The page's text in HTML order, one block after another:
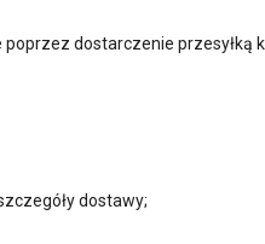
dostarczenie przesyłką
dostawy;